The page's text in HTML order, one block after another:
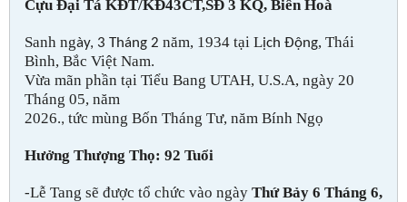
Cựu Đại Tá KĐT/KĐ43CT,SĐ 3 KQ, Biên Hoà
Sanh ngày, 3 Tháng 2 năm, 1934 tại Lịch Động, Thái
Bình, Bắc Việt Nam.
Vừa mãn phần tại Tiểu Bang UTAH, U.S.A, ngày 20
Tháng 05, năm
2026., tức mùng Bốn Tháng Tư, năm Bính Ngọ
Hưởng Thượng Thọ: 92 Tuổi
-Lễ Tang sẽ được tổ chức vào ngày Thứ Bảy 6 Tháng 6,